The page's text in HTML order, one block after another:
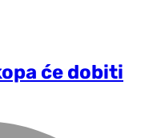
će dobiti